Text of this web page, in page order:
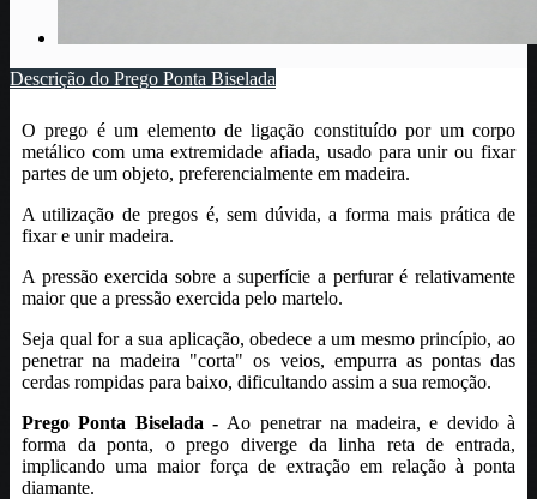
Descrição do Prego Ponta Biselada
O prego é um elemento de ligação constituído por um corpo
metálico com uma extremidade afiada, usado para unir ou fixar
partes de um objeto, preferencialmente em madeira.
A utilização de pregos é, sem dúvida, a forma mais prática de
fixar e unir madeira.
A pressão exercida sobre a superfície a perfurar é relativamente
maior que a pressão exercida pelo martelo.
Seja qual for a sua aplicação, obedece a um mesmo princípio, ao
penetrar na madeira "corta" os veios, empurra as pontas das
cerdas rompidas para baixo, dificultando assim a sua remoção.
Prego Ponta Biselada - Ao penetrar na madeira, e devido à
forma da ponta, o prego diverge da linha reta de entrada,
implicando uma maior força de extração em relação à ponta
diamante.